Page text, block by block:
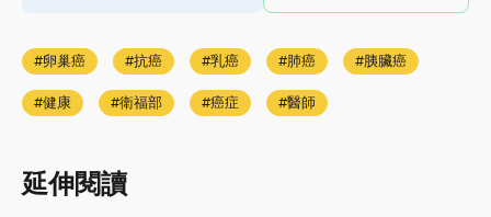
卵巢癌 抗癌 乳癌 肺癌 胰臟癌
健康 衛福部 癌症 醫師
延伸閱讀